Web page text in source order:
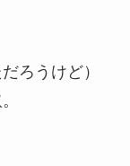
ろうけど）